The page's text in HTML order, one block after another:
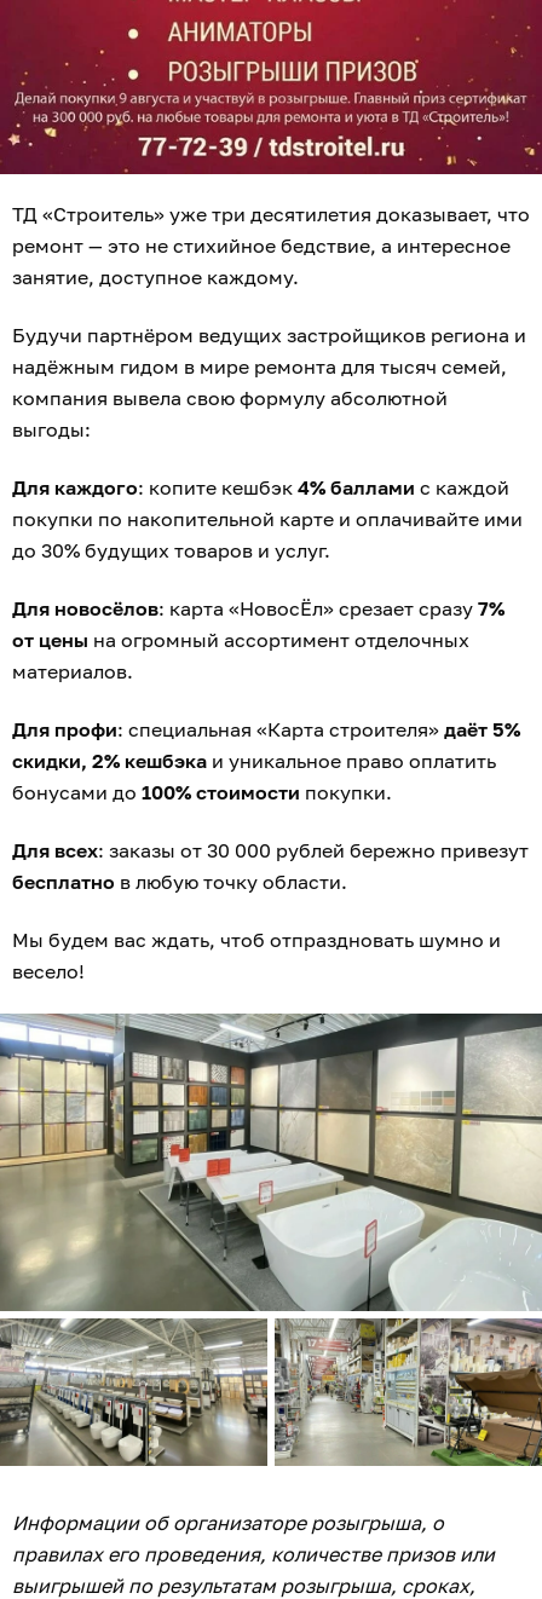
ТД «Строитель» уже три десятилетия доказывает, что
ремонт — это не стихийное бедствие, а интересное
занятие, доступное каждому.
Будучи партнёром ведущих застройщиков региона и
надёжным гидом в мире ремонта для тысяч семей,
компания вывела свою формулу абсолютной
выгоды:
Для каждого: копите кешбэк 4% баллами с каждой
покупки по накопительной карте и оплачивайте ими
до 30% будущих товаров и услуг.
Для новосёлов: карта «НовосЁл» срезает сразу 7%
от цены на огромный ассортимент отделочных
материалов.
Для профи: специальная «Карта строителя» даёт 5%
скидки, 2% кешбэка и уникальное право оплатить
бонусами до 100% стоимости покупки.
Для всех: заказы от 30 000 рублей бережно привезут
бесплатно в любую точку области.
Мы будем вас ждать, чтоб отпраздновать шумно и
весело!
Информации об организаторе розыгрыша, о
правилах его проведения, количестве призов или
выигрышей по результатам розыгрыша, сроках,